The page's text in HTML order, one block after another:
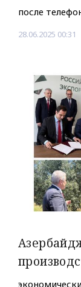
после
28.06.2025 00:31